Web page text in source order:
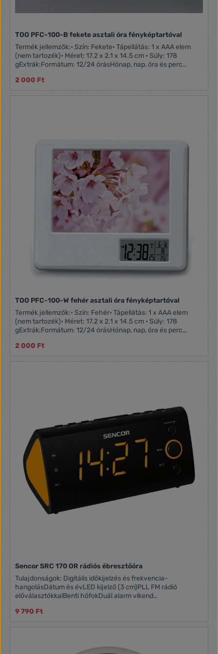
TOO PFC-100-B fekete asztali óra fényképtartóval
Termék jellemzők:• Szín: Fekete• Tápellátás: 1 x AAA elem
(nem tartozék)• Méret: 17.2 x 2.1 x 14.5 cm • Súly: 178
gExtrák:Formátum: 12/24 órásHónap, nap, óra és perc
funkció Fénykép tartóDoboz tartalma:PFC-100-B Asztali óra
fényképtartóvalHasználati útmutató
2 000 Ft
TOO PFC-100-W fehér asztali óra fényképtartóval
Termék jellemzők:• Szín: Fehér• Tápellátás: 1 x AAA elem
(nem tartozék)• Méret: 17.2 x 2.1 x 14.5 cm • Súly: 178
gExtrák:Formátum: 12/24 órásHónap, nap, óra és perc
funkció Fénykép tartóDoboz tartalma:PFC-100-W Asztali óra
fényképtartóvalHasználati útmutató
2 000 Ft
Sencor SRC 170 OR rádiós ébresztőóra
Tulajdonságok: Digitális időkijelzés és frekvencia-
hangolásDátum és évLED kijelző (3 cm)PLL FM rádió
előválasztókkalBenti hőfokDuál alarm víkend
ébresztésSleep funkcióKijelző fényerő beállítás - 3
szintTartalék elem 1 x 3 V(CR-2032) az órához (nem
9 790 Ft